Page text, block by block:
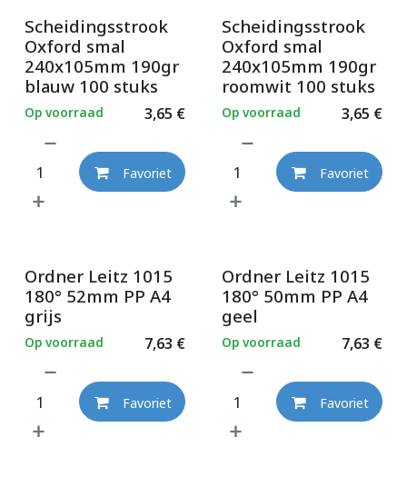
Scheidingsstrook
Oxford smal
240x105mm 190gr
blauw 100 stuks
3,65 €
Op voorraad
Favoriet
Scheidingsstrook
Oxford smal
240x105mm 190gr
roomwit 100 stuks
3,65 €
Op voorraad
Favoriet
Ordner Leitz 1015
180° 52mm PP A4
grijs
7,63 €
Op voorraad
Favoriet
Ordner Leitz 1015
180° 50mm PP A4
geel
7,63 €
Op voorraad
Favoriet